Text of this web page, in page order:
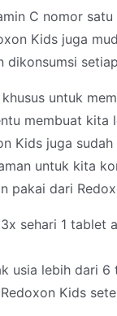
C nomor
Kids juga
dikonsumsi
untuk
membuat kita
Kids juga
untuk kita
pakai dari
sehari 1 tablet
usia lebih dari 6
Kids